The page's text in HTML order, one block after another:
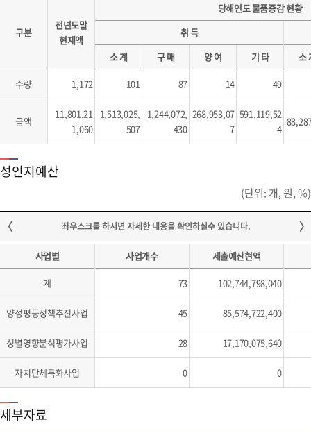
구분
전년도말
현재액
당해연도 물품증감 현황
취 득
소 계
구 매 양 여 기 타 소
수량 1,172 101 87 14 49
금액
11,801,21
1,060
1,513,025,
507
1,244,072,
430
268,953,07
7
591,119,52
4
성인지예산
(단위: 개, 원, %)
사업별 사업개수 세출예산현액
계 73 102,744,798,040
양성평등정책추진사업 45 85,574,722,400
성별영향분석평가사업 28 17,170,075,640
자치단체특화사업 0 0
세부자료